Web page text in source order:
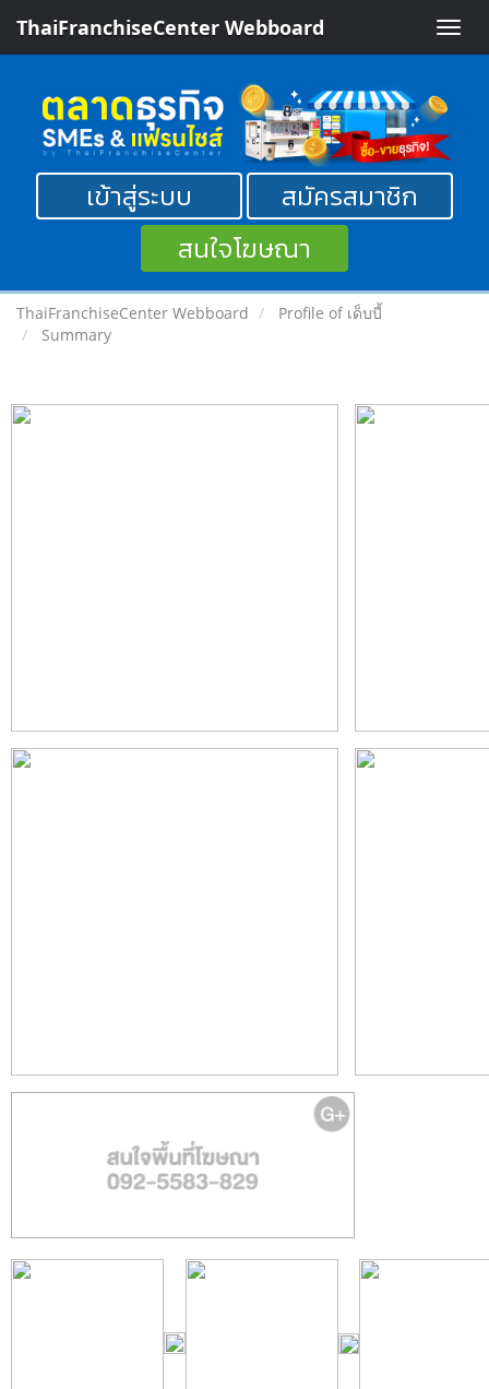
Toggle
ThaiFranchiseCenter Webboard
เข้าสู่ระบบ
สมัครสมาชิก
สนใจโฆษณา
ThaiFranchiseCenter Webboard
Profile of เด็บบี้
Summary